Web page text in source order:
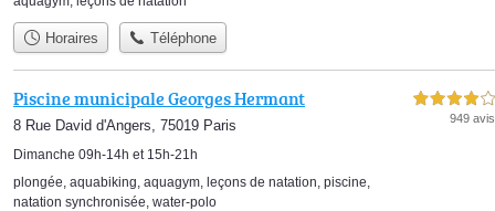
Horaires Téléphone
Piscine municipale Georges Hermant
8 Rue David d'Angers, 75019 Paris
Dimanche 09h-14h et 15h-21h
4,0 étoiles sur 5
949 avis
plongée, aquabiking, aquagym, leçons de natation, piscine,
natation synchronisée, water-polo